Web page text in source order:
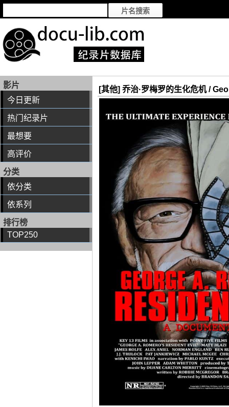
影片
今日更新
热门纪录片
最想要
高评价
分类
依分类
依系列
排行榜
TOP250
[其他] 乔治·罗梅罗的生化危机 /